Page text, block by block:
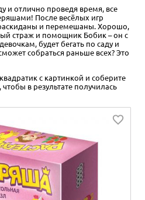
и отлично проведя время, все
После весёлых игр
и перемешаны. Хорошо,
страж и помощник Бобик – он с
будет бегать по саду и
собраться раньше всех? Это
с картинкой и соберите
в результате получилась